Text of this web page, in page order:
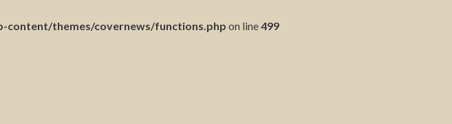
themes/covernews/functions.php on line499